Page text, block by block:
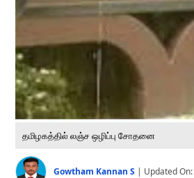
தமிழகத்தில் லஞ்ச ஒழிப்பு சோதனை
Gowtham Kannan S | Updated On: